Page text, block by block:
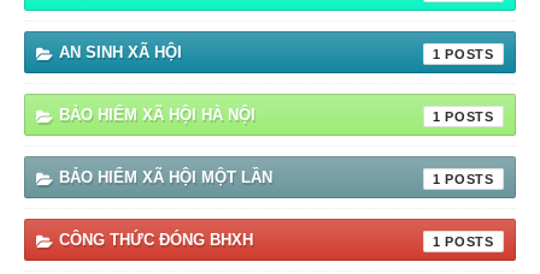
AN SINH XÃ HỘI 1
BẢO HIỂM XÃ HỘI HÀ NỘI 1
BẢO HIỂM XÃ HỘI MỘT LẦN 1
CÔNG THỨC ĐÓNG BHXH 1